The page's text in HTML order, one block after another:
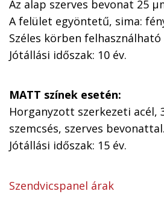
Az alap szerves bevonat 25
A felület egyöntetű, sima:
Széles körben felhasználható
Jótállási időszak: 10 év.
MATT színek esetén:
Horganyzott szerkezeti acél,
szemcsés, szerves bevonattal.
Jótállási időszak: 15 év.
Szendvicspanel árak